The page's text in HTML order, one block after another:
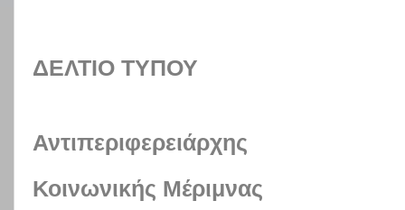
ΔΕΛΤΙΟ ΤΥΠΟΥ
Αντιπεριφερειάρχης
Κοινωνικής Μέριμνας